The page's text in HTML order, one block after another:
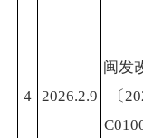
4 2026.2.9
闽发
〔